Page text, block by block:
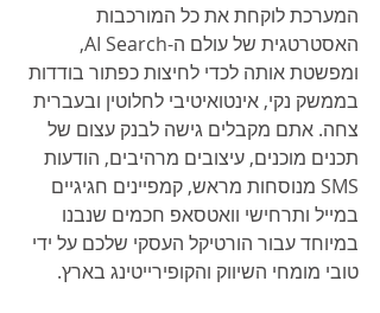
המערכת לוקחת את כל המורכבות
האסטרטגית של עולם ה-AI Search,
ומפשטת אותה לכדי לחיצות כפתור בודדות
בממשק נקי, אינטואיטיבי לחלוטין ובעברית
צחה. אתם מקבלים גישה לבנק עצום של
תכנים מוכנים, עיצובים מרהיבים, הודעות
SMS מנוסחות מראש, קמפיינים חגיגיים
במייל ותרחישי וואטסאפ חכמים שנבנו
במיוחד עבור הורטיקל העסקי שלכם על ידי
טובי מומחי השיווק והקופירייטינג בארץ.